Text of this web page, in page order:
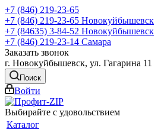
+7 (846) 219-23-65
+7 (846) 219-23-65 Новокуйбышевск
+7 (84635) 3-84-52 Новокуйбышевск
+7 (846) 219-23-14 Самара
Заказать звонок
г. Новокуйбышевск, ул. Гагарина 11
Поиск
Войти
Выбирайте с удовольствием
Каталог